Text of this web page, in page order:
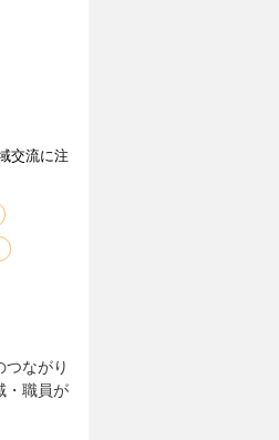
交流に注
ながり
・職員が